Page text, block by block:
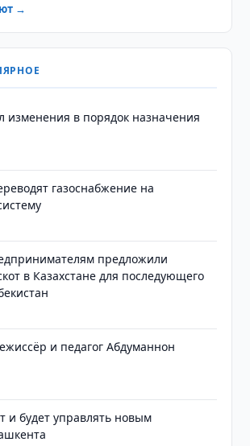
→
изменения в порядок назначения
газоснабжение на
предложили
в Казахстане для последующего
и педагог Абдуманнон
и будет управлять новым